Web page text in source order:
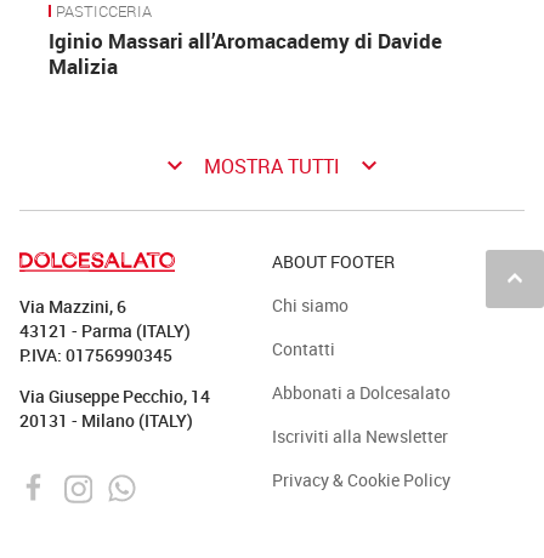
PASTICCERIA
Iginio Massari all’Aromacademy di Davide
Malizia
keyboard_arrow_down MOSTRA TUTTI keyboard_arrow_down
keyboard_arrow_up
Via Mazzini, 6
43121 - Parma (ITALY)
P.IVA: 01756990345
Via Giuseppe Pecchio, 14
20131 - Milano (ITALY)
ABOUT FOOTER
Chi siamo
Contatti
Abbonati a Dolcesalato
Iscriviti alla Newsletter
Privacy & Cookie Policy